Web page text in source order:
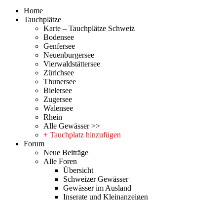
Home
Tauchplätze
Karte – Tauchplätze Schweiz
Bodensee
Genfersee
Neuenburgersee
Vierwaldstättersee
Zürichsee
Thunersee
Bielersee
Zugersee
Walensee
Rhein
Alle Gewässer >>
+ Tauchplatz hinzufügen
Forum
Neue Beiträge
Alle Foren
Übersicht
Schweizer Gewässer
Gewässer im Ausland
Inserate und Kleinanzeigen